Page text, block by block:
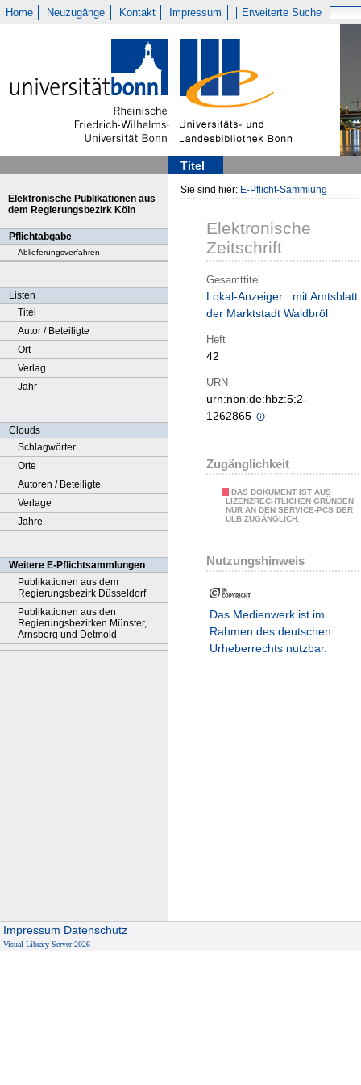
Home Neuzugänge Kontakt Impressum Erweiterte Suche
Titel
Elektronische Publikationen aus
dem Regierungsbezirk Köln
Pflichtabgabe
Ablieferungsverfahren
Listen
Titel
Autor / Beteiligte
Ort
Verlag
Jahr
Clouds
Schlagwörter
Orte
Autoren / Beteiligte
Verlage
Jahre
Weitere E-Pflichtsammlungen
Publikationen aus dem
Regierungsbezirk Düsseldorf
Publikationen aus den
Regierungsbezirken Münster,
Arnsberg und Detmold
Sie sind hier: E-Pflicht-Sammlung
Elektronische
Zeitschrift
Gesamttitel
Lokal-Anzeiger : mit Amtsblatt
der Marktstadt Waldbröl
Heft
42
URN
urn:nbn:de:hbz:5:2-
1262865
Zugänglichkeit
DAS DOKUMENT IST AUS
LIZENZRECHTLICHEN GRÜNDEN
NUR AN DEN SERVICE-PCS DER
ULB ZUGÄNGLICH.
Nutzungshinweis
Das Medienwerk ist im
Rahmen des deutschen
Urheberrechts nutzbar.
Impressum Datenschutz
Visual Library Server 2026